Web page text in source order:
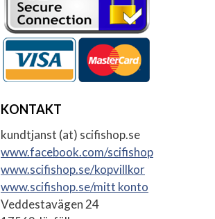
KONTAKT
kundtjanst (at) scifishop.se
www.facebook.com/scifishop
www.scifishop.se/kopvillkor
www.scifishop.se/mitt konto
Veddestavägen 24